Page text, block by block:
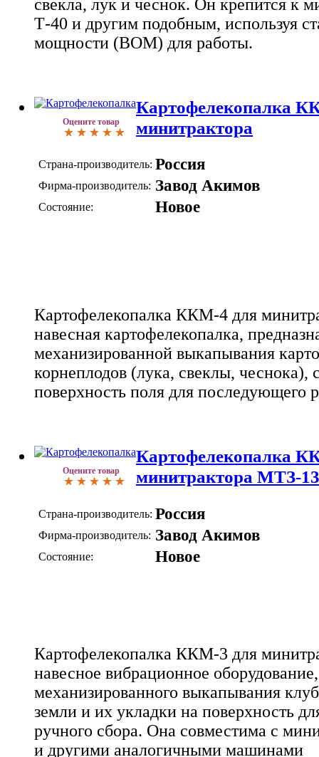
свекла, лук и чеснок. Он крепится к
Т-40 и другим подобным, используя
мощности (ВОМ) для работы.
Оцените товар
Картофелекопалка
минитрактора
Страна-производитель: Россия
Фирма-производитель: Завод Акимов
Состояние: Новое
Картофелекопалка ККМ-4 для
навесная картофелекопалка,
механизированной выкапывания
корнеплодов (лука, свеклы, чеснока),
поверхность поля для последующего
Оцените товар
Картофелекопалка
минитрактора МТЗ-
Страна-производитель: Россия
Фирма-производитель: Завод Акимов
Состояние: Новое
Картофелекопалка ККМ-3 для
навесное вибрационное
механизированного выкапывания
земли и их укладки на поверхность
ручного сбора. Она совместима с
и другими аналогичными машинами